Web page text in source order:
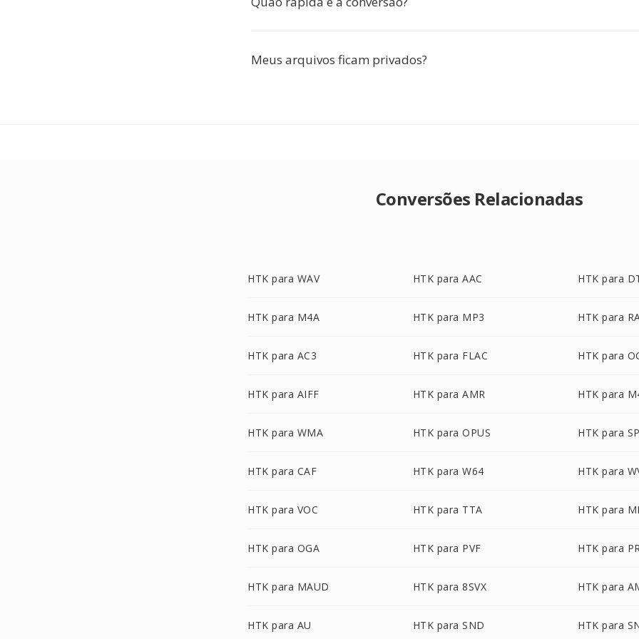
Meus arquivos ficam privados?
Conversões Relacionadas
HTK para WAV HTK para AAC HTK para
HTK para M4A HTK para MP3 HTK para
HTK para AC3 HTK para FLAC HTK para
HTK para AIFF HTK para AMR HTK para
HTK para WMA HTK para OPUS HTK para
HTK para CAF HTK para W64 HTK para
HTK para VOC HTK para TTA HTK para
HTK para OGA HTK para PVF HTK para
HTK para MAUD HTK para 8SVX HTK para
HTK para AU HTK para SND HTK para